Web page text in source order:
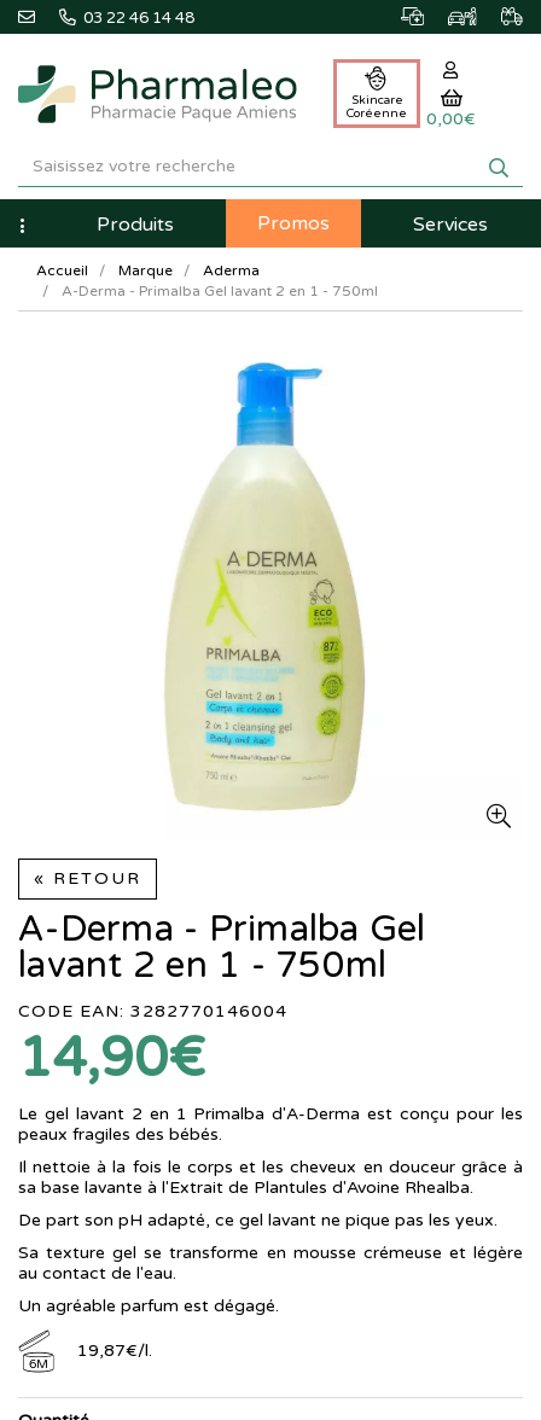
03 22 46 14 48
Pharmaleo
Pharmacie
Paque
Amiens
Skincare
Coréenne
0,00€
NavigationProduits Promos Services
Accueil Marque
Aderma
A-Derma - Primalba Gel lavant 2 en 1 - 750ml
« RETOUR
A-Derma - Primalba Gel
lavant 2 en 1 - 750ml
CODE EAN: 3282770146004
14,90€
Le gel lavant 2 en 1 Primalba d'A-Derma est conçu pour les
peaux fragiles des bébés.
Il nettoie à la fois le corps et les cheveux en douceur grâce à
sa base lavante à l'Extrait de Plantules d'Avoine Rhealba.
De part son pH adapté, ce gel lavant ne pique pas les yeux.
Sa texture gel se transforme en mousse crémeuse et légère
au contact de l'eau.
Un agréable parfum est dégagé.
6M
19,87€/l.